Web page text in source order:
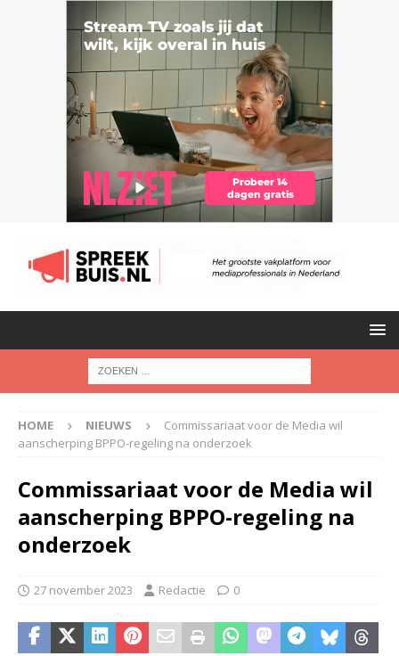
HOME NIEUWS
Commissariaat voor de Media wil
aanscherping BPPO-regeling na onderzoek
Commissariaat voor de Media wil
aanscherping BPPO-regeling na
onderzoek
27 november 2023 Redactie 0